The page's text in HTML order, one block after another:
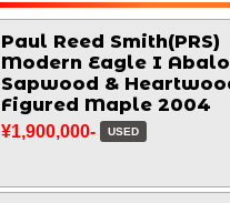
Paul Reed Smith(PRS)
Modern Eagle I
Sapwood &
Figured Maple 2004
¥1,900,000- USED